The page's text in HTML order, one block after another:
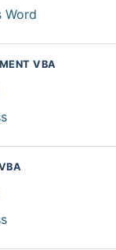
Word
VBA